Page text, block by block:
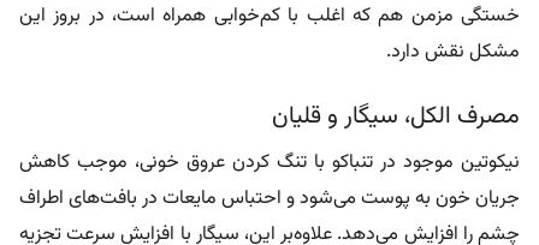
خستگی مزمن هم که اغلب با کم‌خوابی همراه است، در بروز این
مشکل نقش دارد.
مصرف الکل، سیگار و قلیان
نیکوتین موجود در تنباکو با تنگ کردن عروق خونی، موجب کاهش
جریان خون به پوست می‌شود و احتباس مایعات در بافت‌های اطراف
چشم را افزایش می‌دهد. علاوه‌بر این، سیگار با افزایش سرعت تجزیه